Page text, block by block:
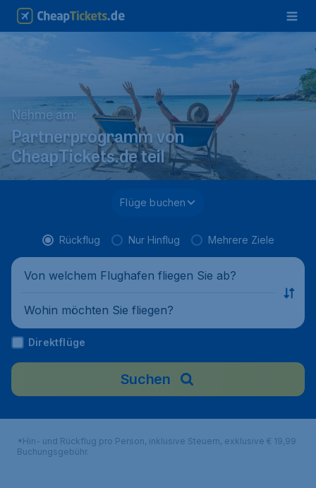
Nehme am:
Partnerprogramm von
CheapTickets.de teil
Flüge buchen
Rückflug Nur Hinflug Mehrere Ziele
Von welchem Flughafen fliegen Sie ab?
Wohin möchten Sie fliegen?
Direktflüge
Suchen
*Hin- und Rückflug pro Person, inklusive Steuern, exklusive € 19,99
Buchungsgebühr.